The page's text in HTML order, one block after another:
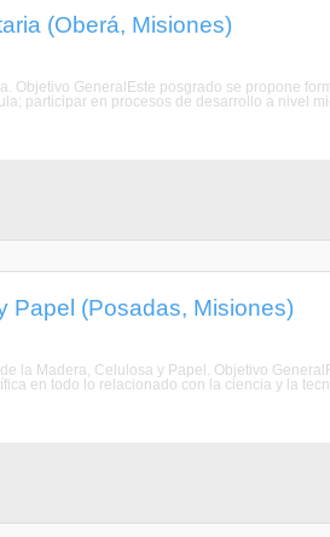
(Oberá, Misiones)
Objetivo GeneralEste posgrado se propone
participar en procesos de desarrollo a nivel
Papel (Posadas, Misiones)
la Madera, Celulosa y Papel. Objetivo
en todo lo relacionado con la ciencia y la